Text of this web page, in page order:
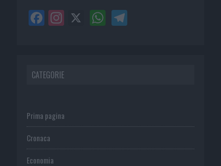
CATEGORIE
Prima pagina
Cronaca
Economia